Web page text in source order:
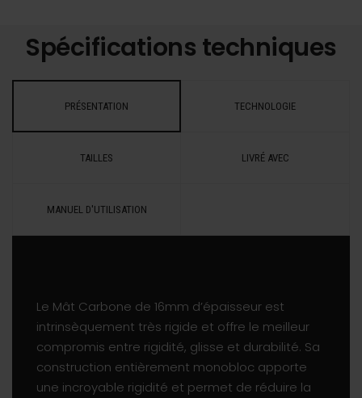
Spécifications techniques
PRÉSENTATION TECHNOLOGIE
TAILLES LIVRÉ AVEC
MANUEL D'UTILISATION
Le Mât Carbone de 16mm d’épaisseur est
intrinsèquement très rigide et offre le meilleur
compromis entre rigidité, glisse et durabilité. Sa
construction entièrement monobloc apporte
une incroyable rigidité et permet de réduire la